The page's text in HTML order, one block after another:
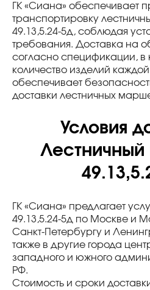
ГК «Сиана» обеспечивает
транспортировку
49.13,5.24-5д, соблюдая
требования. Доставка на
согласно спецификации, в
количество изделий
обеспечивает
доставки лестничных
Условия
ГК «Сиана» предлагает
49.13,5.24-5д по Москве и
Санкт-Петербургу и
также в другие города
западного и южного
РФ.
Стоимость и сроки